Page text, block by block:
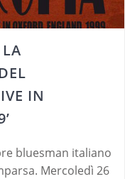
IN
bluesman italiano
Mercoledì 26